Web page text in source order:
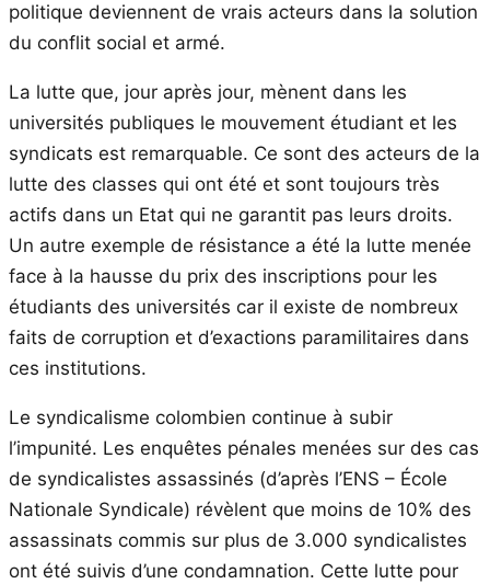
politique deviennent de vrais acteurs dans la solution
du conflit social et armé.
La lutte que, jour après jour, mènent dans les
universités publiques le mouvement étudiant et les
syndicats est remarquable. Ce sont des acteurs de la
lutte des classes qui ont été et sont toujours très
actifs dans un Etat qui ne garantit pas leurs droits.
Un autre exemple de résistance a été la lutte menée
face à la hausse du prix des inscriptions pour les
étudiants des universités car il existe de nombreux
faits de corruption et d’exactions paramilitaires dans
ces institutions.
Le syndicalisme colombien continue à subir
l’impunité. Les enquêtes pénales menées sur des cas
de syndicalistes assassinés (d’après l’ENS – École
Nationale Syndicale) révèlent que moins de 10% des
assassinats commis sur plus de 3.000 syndicalistes
ont été suivis d’une condamnation. Cette lutte pour